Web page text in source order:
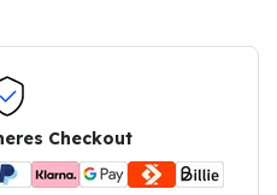
Checkout